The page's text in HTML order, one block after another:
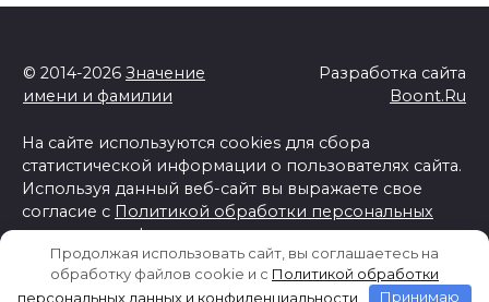
© 2014-2026 Значение
имени и фамилии
Разработка сайта
Boont.Ru
На сайте используются cookies для сбора
статистической информации о пользователях сайта.
Используя данный веб-сайт вы выражаете свое
согласие с Политикой обработки персональных
данных и конфиденциальности
Отказ от ответственности
Продолжая использовать сайт, вы соглашаетесь на
обработку файлов cookie и c Политикой обработки
персональных данных и конфиденциальности
Принимаю